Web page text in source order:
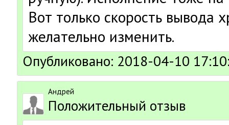
Вот только скорость вывода
желательно изменить.
Опубликовано: 2018-04-10
Андрей
Положительный отзыв